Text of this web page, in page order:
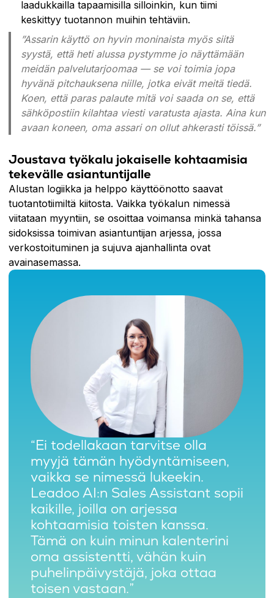
laadukkailla tapaamisilla silloinkin, kun tiimi
keskittyy tuotannon muihin tehtäviin.
”Assarin käyttö on hyvin moninaista myös siitä
syystä, että heti alussa pystymme jo näyttämään
meidän palvelutarjoomaa — se voi toimia jopa
hyvänä pitchauksena niille, jotka eivät meitä tiedä.
Koen, että paras palaute mitä voi saada on se, että
sähköpostiin kilahtaa viesti varatusta ajasta. Aina kun
avaan koneen, oma assari on ollut ahkerasti töissä.”
Joustava työkalu jokaiselle kohtaamisia
tekevälle asiantuntijalle
Alustan logiikka ja helppo käyttöönotto saavat
tuotantotiimiltä kiitosta. Vaikka työkalun nimessä
viitataan myyntiin, se osoittaa voimansa minkä tahansa
sidoksissa toimivan asiantuntijan arjessa, jossa
verkostoituminen ja sujuva ajanhallinta ovat
avainasemassa.
“Ei todellakaan tarvitse olla
myyjä tämän hyödyntämiseen,
vaikka se nimessä lukeekin.
Leadoo AI:n Sales Assistant sopii
kaikille, joilla on arjessa
kohtaamisia toisten kanssa.
Tämä on kuin minun kalenterini
oma assistentti, vähän kuin
puhelinpäivystäjä, joka ottaa
toisen vastaan.”